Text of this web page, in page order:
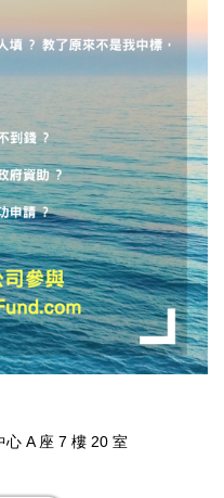
A 座 7 樓 20 室